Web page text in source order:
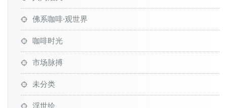
佛系咖啡·观世界
咖啡时光
市场脉搏
未分类
浮世绘